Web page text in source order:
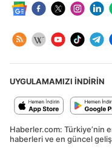
UYGULAMAMIZI İNDİRİN
Haberler.com: Türkiye’nin
haberleri ve en güncel